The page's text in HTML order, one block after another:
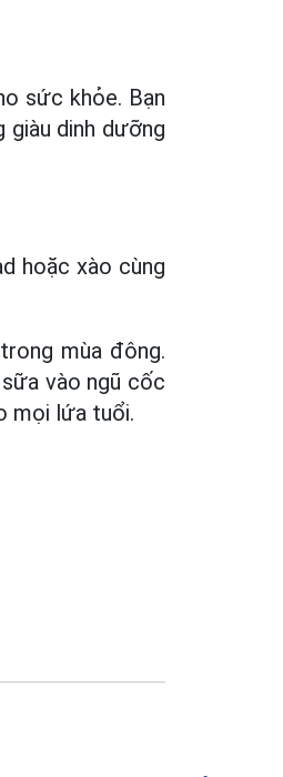
sức khỏe. Bạn
dinh dưỡng
hoặc xào cùng
mùa đông.
vào ngũ cốc
mọi lứa tuổi.